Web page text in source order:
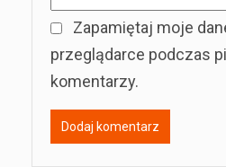
Zapamiętaj moje
przeglądarce podczas
komentarzy.